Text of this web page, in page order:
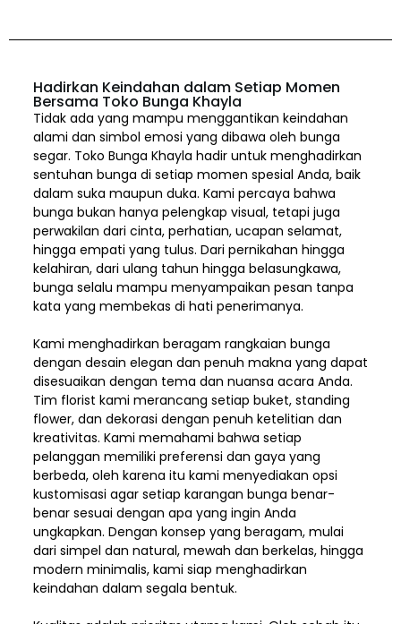
Hadirkan Keindahan dalam Setiap Momen
Bersama Toko Bunga Khayla
Tidak ada yang mampu menggantikan keindahan
alami dan simbol emosi yang dibawa oleh bunga
segar. Toko Bunga Khayla hadir untuk menghadirkan
sentuhan bunga di setiap momen spesial Anda, baik
dalam suka maupun duka. Kami percaya bahwa
bunga bukan hanya pelengkap visual, tetapi juga
perwakilan dari cinta, perhatian, ucapan selamat,
hingga empati yang tulus. Dari pernikahan hingga
kelahiran, dari ulang tahun hingga belasungkawa,
bunga selalu mampu menyampaikan pesan tanpa
kata yang membekas di hati penerimanya.
Kami menghadirkan beragam rangkaian bunga
dengan desain elegan dan penuh makna yang dapat
disesuaikan dengan tema dan nuansa acara Anda.
Tim florist kami merancang setiap buket, standing
flower, dan dekorasi dengan penuh ketelitian dan
kreativitas. Kami memahami bahwa setiap
pelanggan memiliki preferensi dan gaya yang
berbeda, oleh karena itu kami menyediakan opsi
kustomisasi agar setiap karangan bunga benar-
benar sesuai dengan apa yang ingin Anda
ungkapkan. Dengan konsep yang beragam, mulai
dari simpel dan natural, mewah dan berkelas, hingga
modern minimalis, kami siap menghadirkan
keindahan dalam segala bentuk.